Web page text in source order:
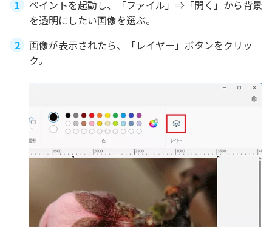
ペイントを起動し、「ファイル」⇒「開く」から背景
を透明にしたい画像を選ぶ。
画像が表示されたら、「レイヤー」ボタンをクリッ
ク。